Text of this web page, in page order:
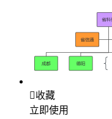
收藏
立即使用